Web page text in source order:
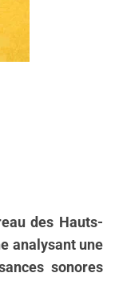
des Hauts-
analysant une
sonores